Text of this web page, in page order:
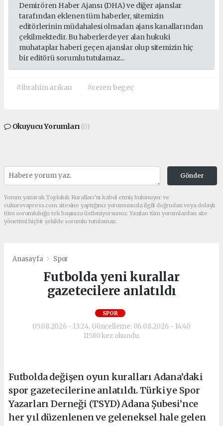
Demirören Haber Ajansı (DHA) ve diğer ajanslar
tarafından eklenen tüm haberler, sitemizin
editörlerinin müdahalesi olmadan ajans kanallarından
çekilmektedir. Bu haberlerde yer alan hukuki
muhataplar haberi geçen ajanslar olup sitemizin hiç
bir editörü sorumlu tutulamaz...
#ibrahim arıkan #ceren begeç
Okuyucu Yorumları(0)
Gönder
Yorum yazarak Topluluk Kuralları’nı kabul etmiş bulunuyor ve
cukurovapress.com sitesine yaptığınız yorumunuzla ilgili doğrudan veya dolaylı
tüm sorumluluğu tek başınıza üstleniyorsunuz. Yazılan tüm yorumlardan site
yönetimi hiçbir şekilde sorumlu tutulamaz.
Anasayfa Spor
Futbolda yeni kurallar
gazetecilere anlatıldı
SPOR
05.08.2026 - 13:24, Güncelleme: 06.08.2026 - 14:40
11580 kez okundu.
Futbolda değişen oyun kuralları Adana’daki
spor gazetecilerine anlatıldı. Türkiye Spor
Yazarları Derneği (TSYD) Adana Şubesi’nce
her yıl düzenlenen ve geleneksel hale gelen